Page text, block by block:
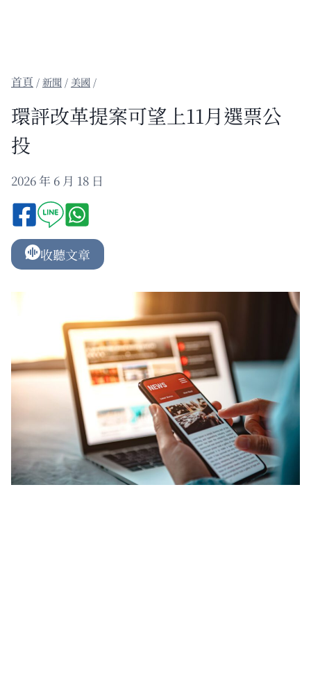
/新聞 / 美國 /
環評改革提案可望上11月選票公
投
2026 年 6 月 18 日
收聽文章